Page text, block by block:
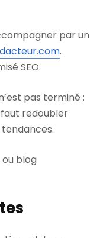
par un
.
SEO.
pas terminé :
redoubler
blog